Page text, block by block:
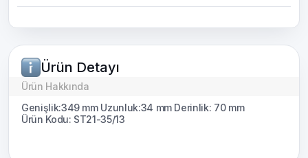
Ürün Detayı
Ürün Hakkında
Genişlik:349 mm Uzunluk:34 mm Derinlik: 70 mm
Ürün Kodu: ST21-35/13